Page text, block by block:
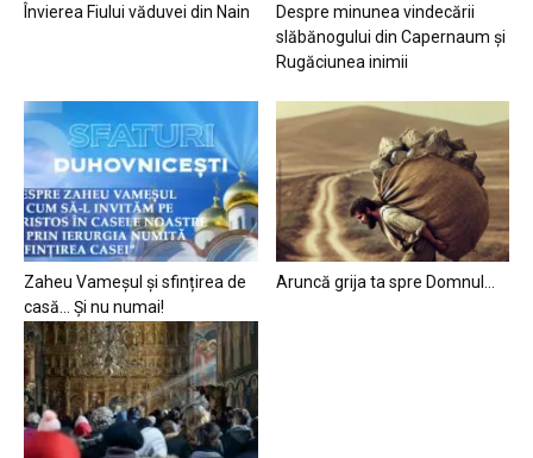
Învierea Fiului văduvei din Nain
Despre minunea vindecării
slăbănogului din Capernaum și
Rugăciunea inimii
Zaheu Vameșul și sfințirea de
casă… Și nu numai!
Aruncă grija ta spre Domnul…